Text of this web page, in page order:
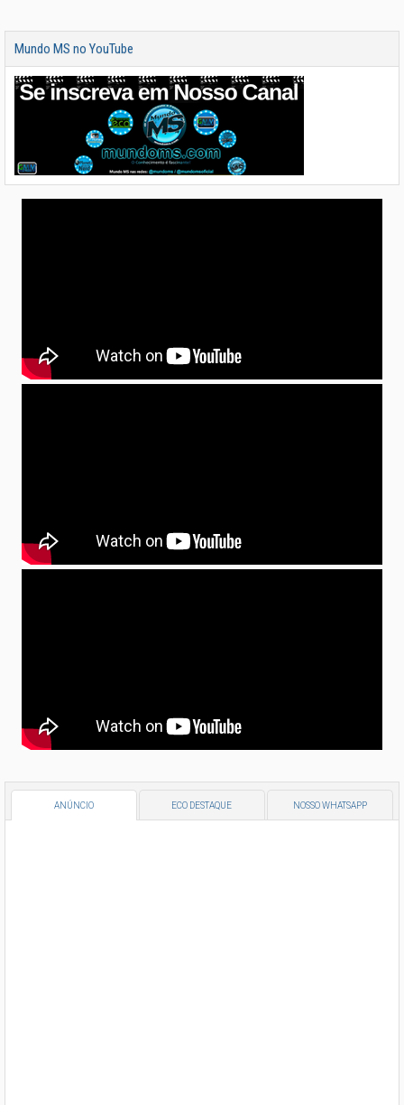
Mundo MS no YouTube
ANÚNCIO ECO DESTAQUE NOSSO WHATSAPP